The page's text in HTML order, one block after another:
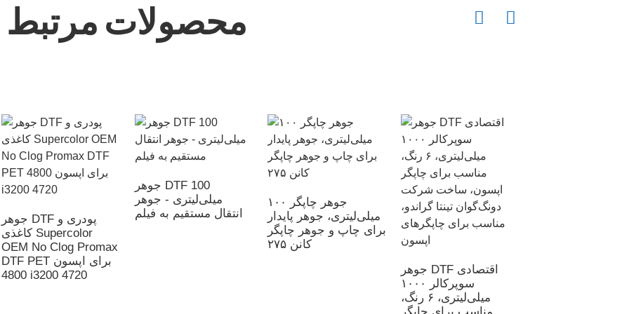
محصولات مرتبط
جوهر DTF پودری و
کاغذی Supercolor
OEM No Clog Promax
DTF PET برای اپسون
4800 i3200 4720
جوهر DTF 100
میلی‌لیتری - جوهر
انتقال مستقیم به فیلم
جوهر چاپگر ۱۰۰
میلی‌لیتری، جوهر پایدار
برای چاپ و جوهر چاپگر
کانن ۲۷۵
جوهر DTF اقتصادی
سوپرکالر ۱۰۰۰
میلی‌لیتری، ۶ رنگ،